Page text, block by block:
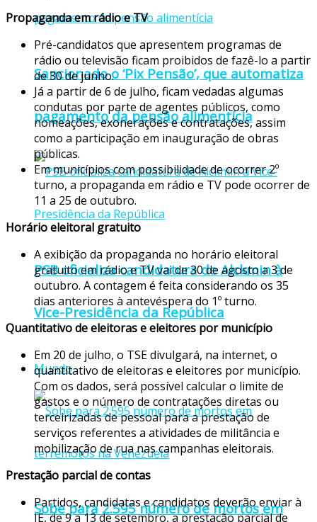
Sancionado o ‘Pix Pensão’, que automatiza
pagamento da pensão alimentícia
PSB oficializa candidatura de Alckmin à
Vice-Presidência da República
Mundo
Sobe para 2.595 número de mortos em
Propaganda em rádio e TV
Pré-candidatos que apresentem programas de
rádio ou televisão ficam proibidos de fazê-lo a partir
de 30 de junho.
Já a partir de 6 de julho, ficam vedadas algumas
condutas por parte de agentes públicos, como
nomeações, exonerações e contratações, assim
como a participação em inauguração de obras
públicas.
Em municípios com possibilidade de ocorrer 2º
turno, a propaganda em rádio e TV pode ocorrer de
11 a 25 de outubro.
Horário eleitoral gratuito
A exibição da propaganda no horário eleitoral
gratuito em rádio e TV vai de 30 de agosto a 3 de
outubro. A contagem é feita considerando os 35
dias anteriores à antevéspera do 1º turno.
Quantitativo de eleitoras e eleitores por município
Em 20 de julho, o TSE divulgará, na internet, o
quantitativo de eleitoras e eleitores por município.
Com os dados, será possível calcular o limite de
gastos e o número de contratações diretas ou
terceirizadas de pessoal para a prestação de
serviços referentes a atividades de militância e
mobilização de rua nas campanhas eleitorais.
Prestação parcial de contas
Partidos, candidatas e candidatos deverão enviar à
JE, de 9 a 13 de setembro, a prestação parcial de